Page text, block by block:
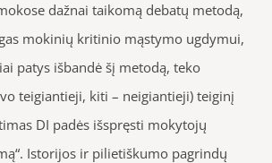
dažnai taikomą debatų metodą,
mokinių kritinio mąstymo ugdymui,
patys išbandė šį metodą, teko
teigiantieji, kiti – neigiantieji) teiginį
DI padės išspręsti mokytojų
Istorijos ir pilietiškumo pagrindų